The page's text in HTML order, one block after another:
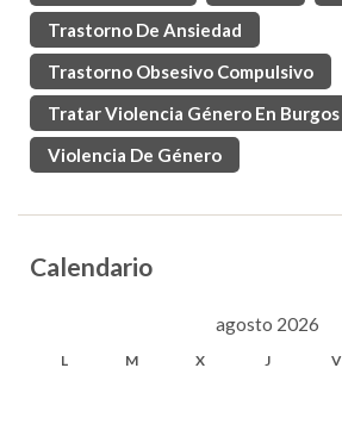
Trastorno De Ansiedad
Trastorno Obsesivo Compulsivo
Tratar Violencia Género En Burgos
Violencia De Género
Calendario
agosto 2026
L M X J V